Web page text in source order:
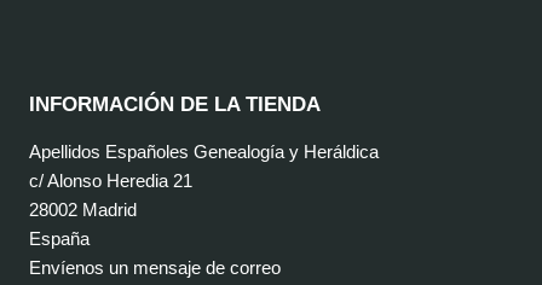
INFORMACIÓN DE LA TIENDA
Apellidos Españoles Genealogía y Heráldica
c/ Alonso Heredia 21
28002 Madrid
España
Envíenos un mensaje de correo